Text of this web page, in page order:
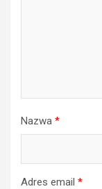
Nazwa *
Adres email *